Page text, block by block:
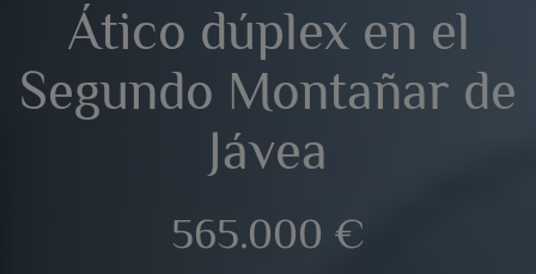
Ático dúplex en el
Segundo Montañar de
Jávea
565.000 €